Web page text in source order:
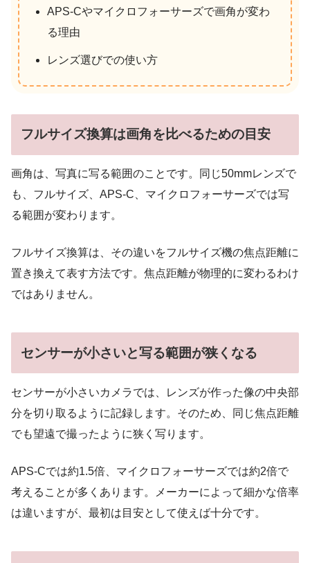
APS-Cやマイクロフォーサーズで画角が変わ
る理由
レンズ選びでの使い方
フルサイズ換算は画角を比べるための目安
画角は、写真に写る範囲のことです。同じ50mmレンズで
も、フルサイズ、APS-C、マイクロフォーサーズでは写
る範囲が変わります。
フルサイズ換算は、その違いをフルサイズ機の焦点距離に
置き換えて表す方法です。焦点距離が物理的に変わるわけ
ではありません。
センサーが小さいと写る範囲が狭くなる
センサーが小さいカメラでは、レンズが作った像の中央部
分を切り取るように記録します。そのため、同じ焦点距離
でも望遠で撮ったように狭く写ります。
APS-Cでは約1.5倍、マイクロフォーサーズでは約2倍で
考えることが多くあります。メーカーによって細かな倍率
は違いますが、最初は目安として使えば十分です。